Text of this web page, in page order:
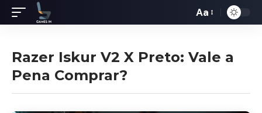
fontes
Aa
Razer Iskur V2 X Preto: Vale a
Pena Comprar?